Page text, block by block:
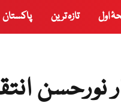
اول تازہ ترین پاکستان
نورحسن